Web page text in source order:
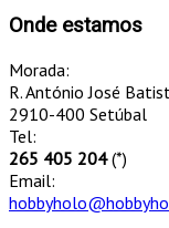
Onde estamos
Morada:
R. António José
2910-400 Setúbal
Tel:
265 405 204(*)
Email: